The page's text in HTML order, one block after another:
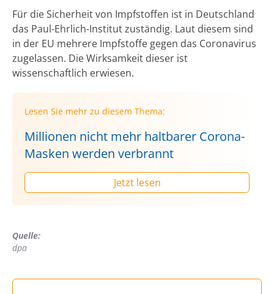
Für die Sicherheit von Impfstoffen ist in Deutschland
das Paul-Ehrlich-Institut zuständig. Laut diesem sind
in der EU mehrere Impfstoffe gegen das Coronavirus
zugelassen. Die Wirksamkeit dieser ist
wissenschaftlich erwiesen.
Lesen Sie mehr zu diesem Thema:
Millionen nicht mehr haltbarer Corona-
Masken werden verbrannt
Jetzt lesen
Quelle:
dpa